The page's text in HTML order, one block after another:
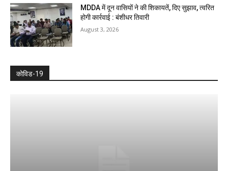
MDDA में दून वासियों ने की शिकायतें, दिए सुझाव, त्वरित
होगी कार्रवाई : बंशीधर तिवारी
August 3, 2026
कोविड-19